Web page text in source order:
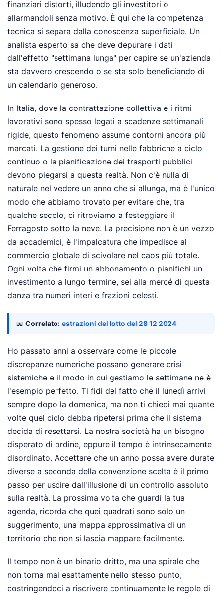
finanziari distorti, illudendo gli investitori o
allarmandoli senza motivo. È qui che la competenza
tecnica si separa dalla conoscenza superficiale. Un
analista esperto sa che deve depurare i dati
dall'effetto "settimana lunga" per capire se un'azienda
sta davvero crescendo o se sta solo beneficiando di
un calendario generoso.
In Italia, dove la contrattazione collettiva e i ritmi
lavorativi sono spesso legati a scadenze settimanali
rigide, questo fenomeno assume contorni ancora più
marcati. La gestione dei turni nelle fabbriche a ciclo
continuo o la pianificazione dei trasporti pubblici
devono piegarsi a questa realtà. Non c'è nulla di
naturale nel vedere un anno che si allunga, ma è l'unico
modo che abbiamo trovato per evitare che, tra
qualche secolo, ci ritroviamo a festeggiare il
Ferragosto sotto la neve. La precisione non è un vezzo
da accademici, è l'impalcatura che impedisce al
commercio globale di scivolare nel caos più totale.
Ogni volta che firmi un abbonamento o pianifichi un
investimento a lungo termine, sei alla mercé di questa
danza tra numeri interi e frazioni celesti.
📖 Correlato: estrazioni del lotto del 28 12 2024
Ho passato anni a osservare come le piccole
discrepanze numeriche possano generare crisi
sistemiche e il modo in cui gestiamo le settimane ne è
l'esempio perfetto. Ti fidi del fatto che il lunedì arrivi
sempre dopo la domenica, ma non ti chiedi mai quante
volte quel ciclo debba ripetersi prima che il sistema
decida di resettarsi. La nostra società ha un bisogno
disperato di ordine, eppure il tempo è intrinsecamente
disordinato. Accettare che un anno possa avere durate
diverse a seconda della convenzione scelta è il primo
passo per uscire dall'illusione di un controllo assoluto
sulla realtà. La prossima volta che guardi la tua
agenda, ricorda che quei quadrati sono solo un
suggerimento, una mappa approssimativa di un
territorio che non si lascia mappare facilmente.
Il tempo non è un binario dritto, ma una spirale che
non torna mai esattamente nello stesso punto,
costringendoci a riscrivere continuamente le regole di